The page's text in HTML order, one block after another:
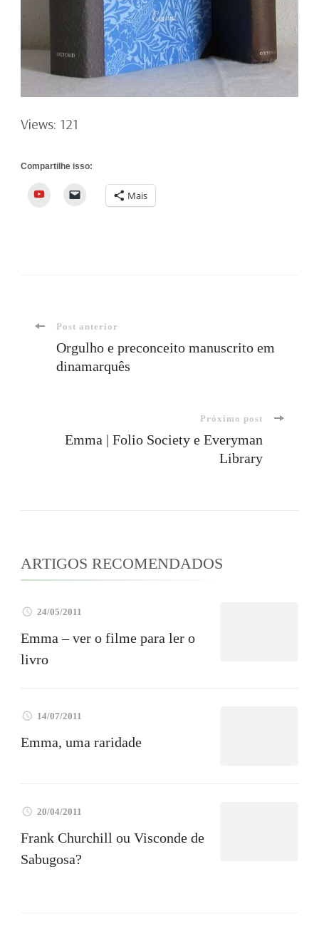
Views: 121
Compartilhe isso:
YouTube Mais
Navegação
Post anterior
Orgulho e preconceito manuscrito em
dinamarquês
Próximo post
Emma | Folio Society e Everyman
Library
ARTIGOS RECOMENDADOS
24/05/2011
Emma – ver o filme para ler o
livro
14/07/2011
Emma, uma raridade
20/04/2011
Frank Churchill ou Visconde de
Sabugosa?